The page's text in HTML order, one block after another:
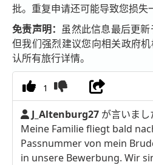
批。重复申请还可能导致您损失
免责声明： 虽然此信息最后更
但我们强烈建议您向相关政府
认所有旅行详情。
1
J_Altenburg27 が言いまし
Meine Familie fliegt bald
Passnummer von mein
in unsere Bewerbung. Wir